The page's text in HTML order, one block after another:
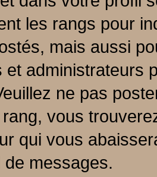
les rangs pour
mais aussi
et administrateurs
ne pas
vous
qui vous
de messages.